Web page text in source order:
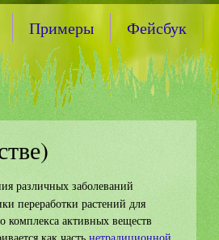
Примеры Фейсбук
различных заболеваний
переработки растений для
комплекса активных веществ